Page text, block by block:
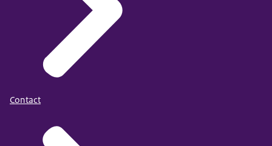
Contact